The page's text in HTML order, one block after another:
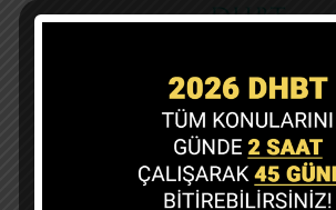
Copyright @ 2019-2026
Tüm Hakları Saklıdır.